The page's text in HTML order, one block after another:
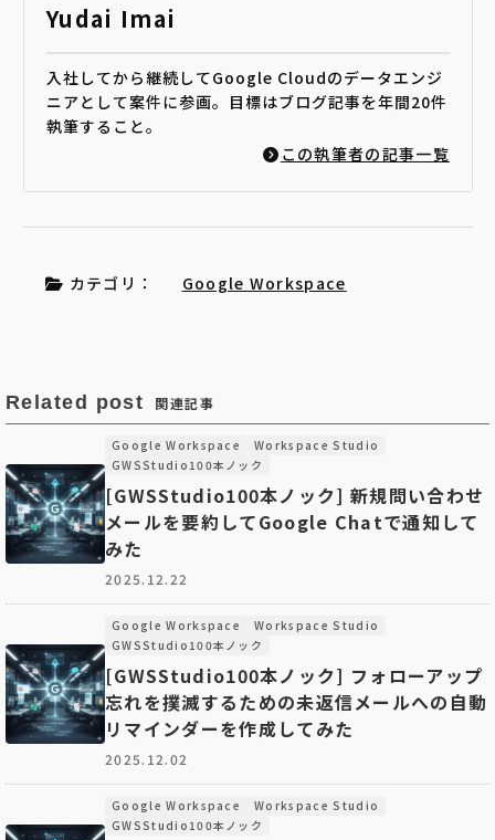
Yudai Imai
入社してから継続してGoogle Cloudのデータエンジ
ニアとして案件に参画。目標はブログ記事を年間20件
執筆すること。
この執筆者の記事一覧
カテゴリ： Google Workspace
Related post 関連記事
Google Workspace
Workspace Studio
GWSStudio100本ノック
[GWSStudio100本ノック] 新規問い合わせ
メールを要約してGoogle Chatで通知して
みた
2025.12.22
Google Workspace
Workspace Studio
GWSStudio100本ノック
[GWSStudio100本ノック] フォローアップ
忘れを撲滅するための未返信メールへの自動
リマインダーを作成してみた
2025.12.02
Google Workspace
Workspace Studio
GWSStudio100本ノック